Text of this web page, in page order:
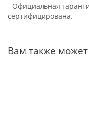
- Официальная
сертифицирована.
Вам также